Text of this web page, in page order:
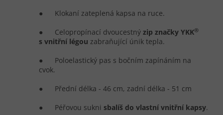
● Klokaní zateplená kapsa na ruce.
● Celopropínací dvoucestný zip značky YKK®
s vnitřní légou zabraňující únik tepla.
● Poloelastický pas s bočním zapínáním na
cvok.
● Přední délka - 46 cm, zadní délka - 51 cm
● Péřovou sukni sbalíš do vlastní vnitřní kapsy.